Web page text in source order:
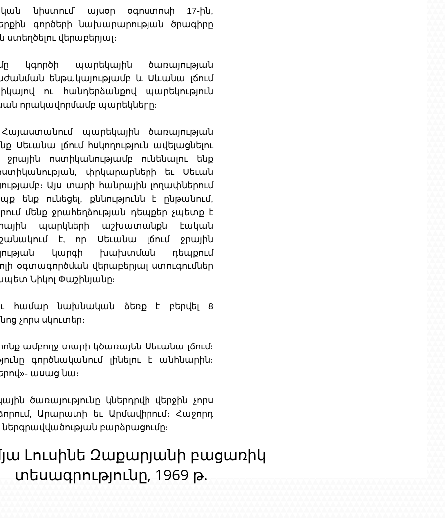
նիստում՝ այսօր օգոստոսի 17-ին,
գործերի նախարարության ծրագիրը
վերաբերյալ։
կգործի պարեկային ծառայության
ենթակայությամբ և Սևանա լճում
ու հանդերձանքով պարեկություն
որակավորմամբ պարեկները։
պարեկային ծառայության
լճում հսկողություն ավելացնելու
ջրային ոստիկանությամբ ունենալու ենք
փրկարարների եւ Սեւան
Այս տարի հանրային լողափներում
ենք ունեցել, քննությունն է ընթանում,
մենք ջրահեղձության դեպքեր չպետք է
պարկների աշխատանքն էական
է, որ Սեւանա լճում ջրային
կարգի խախտման դեպքում
օգտագործման վերաբերյալ ստուգումներ
Նիկոլ Փաշինյանը։
համար նախնական ձեռք է բերվել 8
չորս սկուտեր։
ամբողջ տարի կծառայեն Սեւանա լճում։
գործնականում լինելու է անհնարին։
ասաց նա։
ծառայությունը կներդրվի վերջին չորս
ձորում, Արարատի եւ Արմավիրում։ Հաջորդ
բարձրացումը։
Լուսինե Զաքարյանի բացառիկ
տեսագրությունը, 1969 թ.